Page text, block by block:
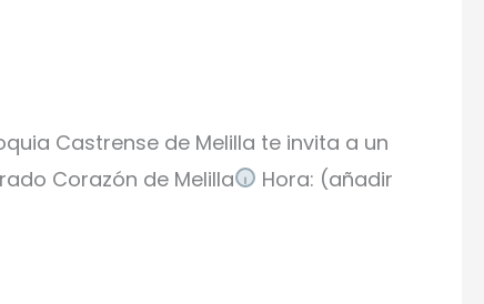
Castrense de Melilla te invita a un
Corazón de Melilla
Hora: (añadir